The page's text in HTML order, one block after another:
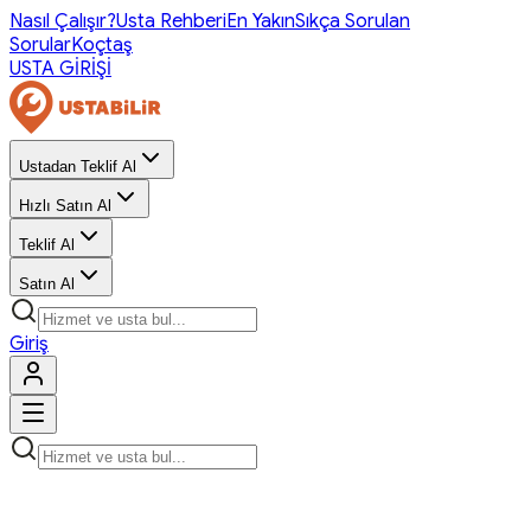
Nasıl Çalışır?Usta RehberiEn YakınSıkça Sorulan
SorularKoçtaş
USTA GİRİŞİ
Ustadan Teklif Al
Hızlı Satın Al
Teklif Al
Satın Al
Giriş